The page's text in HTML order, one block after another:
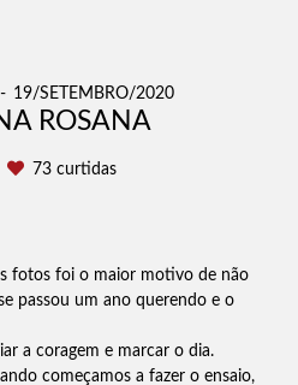
19/SETEMBRO/2020
ROSANA
73 curtidas
fotos foi o maior motivo de não
passou um ano querendo e o
a coragem e marcar o dia.
começamos a fazer o ensaio,